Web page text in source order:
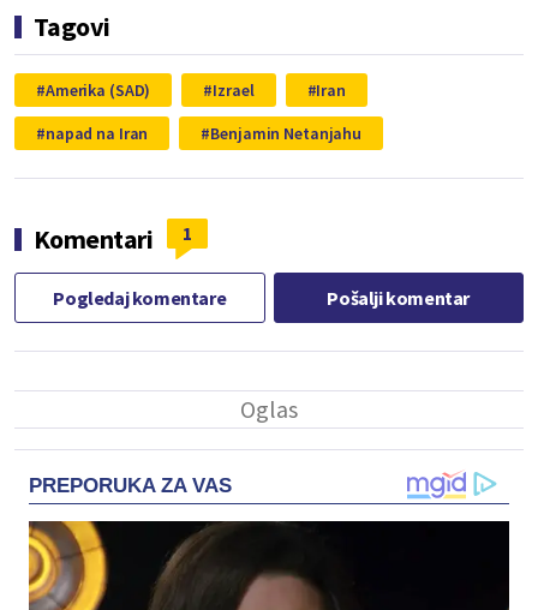
Tagovi
Amerika (SAD) Izrael
Iran
napad na Iran
Benjamin Netanjahu
Komentari 1
Pogledaj komentare Pošalji komentar
PREPORUKA ZA VAS